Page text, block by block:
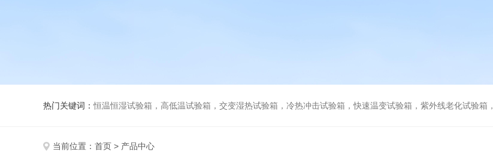
热门关键词：恒温恒湿试验箱，高低温试验箱，交变湿热试验箱，冷热冲击试验箱，快速温变试验箱，紫外线老化试验箱，步入式环境试验箱
当前位置： 首页 > 产品中心